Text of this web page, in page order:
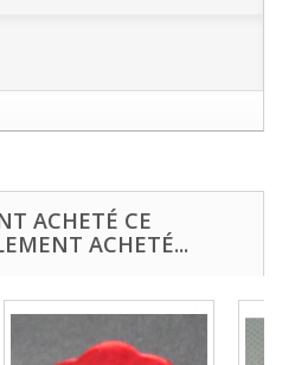
ACHETÉ CE
ACHETÉ...